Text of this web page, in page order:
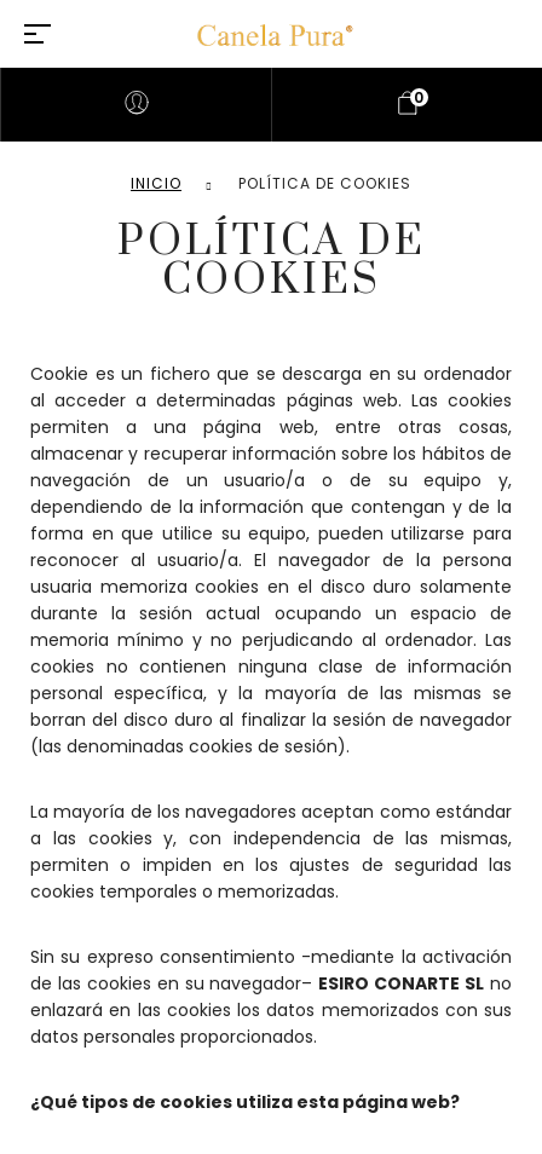
0
INICIO POLÍTICA DE COOKIES
POLÍTICA DE
COOKIES
Cookie es un fichero que se descarga en su ordenador
al acceder a determinadas páginas web. Las cookies
permiten a una página web, entre otras cosas,
almacenar y recuperar información sobre los hábitos de
navegación de un usuario/a o de su equipo y,
dependiendo de la información que contengan y de la
forma en que utilice su equipo, pueden utilizarse para
reconocer al usuario/a. El navegador de la persona
usuaria memoriza cookies en el disco duro solamente
durante la sesión actual ocupando un espacio de
memoria mínimo y no perjudicando al ordenador. Las
cookies no contienen ninguna clase de información
personal específica, y la mayoría de las mismas se
borran del disco duro al finalizar la sesión de navegador
(las denominadas cookies de sesión).
La mayoría de los navegadores aceptan como estándar
a las cookies y, con independencia de las mismas,
permiten o impiden en los ajustes de seguridad las
cookies temporales o memorizadas.
Sin su expreso consentimiento -mediante la activación
de las cookies en su navegador– ESIRO CONARTE SL no
enlazará en las cookies los datos memorizados con sus
datos personales proporcionados.
¿Qué tipos de cookies utiliza esta página web?